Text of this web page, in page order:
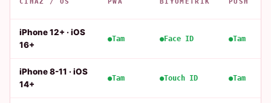
CIHAZ / OS PWA BIYOMETRIK PUSH
iPhone 12+ · iOS
16+
Tam Face ID Tam
iPhone 8-11 · iOS
14+
Tam Touch ID Tam